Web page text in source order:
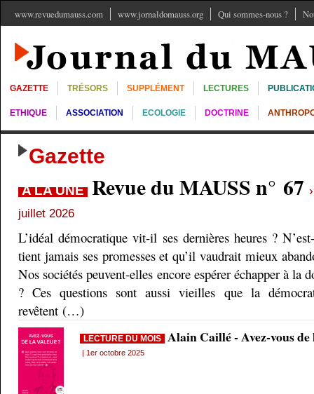
www.revuedumauss.com www.jornaldomauss.org Qui sommes-nous ?
GAZETTE TRÉSORS SUPPLÉMENT LECTURES
ETHIQUE ASSOCIATION ECOLOGIE DOCTRINE
Gazette
A LA UNE Revue du MAUSS n° 67
juillet 2026
L’idéal démocratique vit-il ses dernières heures ?
tient jamais ses promesses et qu’il vaudrait mieux
Nos sociétés peuvent-elles encore espérer échapper à la
? Ces questions sont aussi vieilles que la
revêtent (…)
LECTURE DU MOIS Alain Caillé - Avez-vous
| 1er octobre 2025